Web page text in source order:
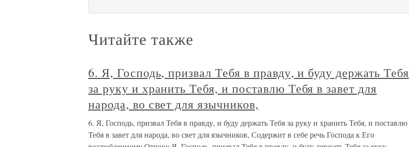
Читайте также
6. Я, Господь, призвал Тебя в правду, и буду держать Тебя
за руку и хранить Тебя, и поставлю Тебя в завет для
народа, во свет для язычников,
6. Я, Господь, призвал Тебя в правду, и буду держать Тебя за руку и хранить Тебя, и поставлю
Тебя в завет для народа, во свет для язычников, Содержит в себе речь Господа к Его